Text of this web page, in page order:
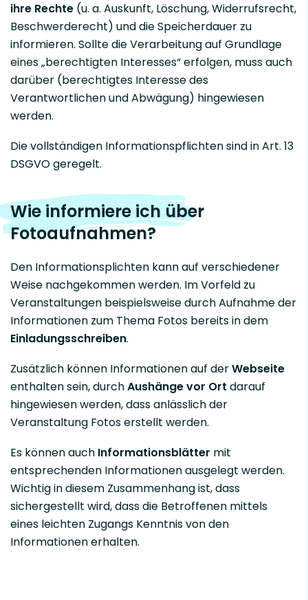
ihre Rechte (u. a. Auskunft, Löschung, Widerrufsrecht,
Beschwerderecht) und die Speicherdauer zu
informieren. Sollte die Verarbeitung auf Grundlage
eines „berechtigten Interesses“ erfolgen, muss auch
darüber (berechtigtes Interesse des
Verantwortlichen und Abwägung) hingewiesen
werden.
Die vollständigen Informationspflichten sind in Art. 13
DSGVO geregelt.
Wie informiere ich über
Fotoaufnahmen?
Den Informationsplichten kann auf verschiedener
Weise nachgekommen werden. Im Vorfeld zu
Veranstaltungen beispielsweise durch Aufnahme der
Informationen zum Thema Fotos bereits in dem
Einladungsschreiben.
Zusätzlich können Informationen auf derWebseite
enthalten sein, durchAushänge vor Ort darauf
hingewiesen werden, dass anlässlich der
Veranstaltung Fotos erstellt werden.
Es können auch Informationsblätter mit
entsprechenden Informationen ausgelegt werden.
Wichtig in diesem Zusammenhang ist, dass
sichergestellt wird, dass die Betroffenen mittels
eines leichten Zugangs Kenntnis von den
Informationen erhalten.